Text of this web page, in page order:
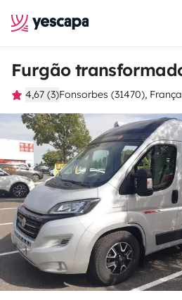
4,67 (3)Fonsorbes (31470), França